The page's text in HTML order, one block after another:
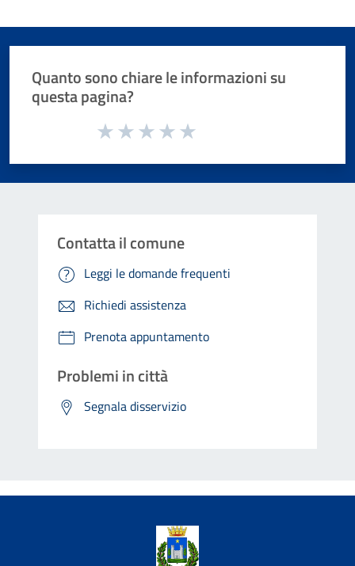
Quanto sono chiare le informazioni su
questa pagina?
Valuta da 1 a 5 stelle la pagina
Contatta il comune
Leggi le domande frequenti
Richiedi assistenza
Prenota appuntamento
Problemi in città
Segnala disservizio